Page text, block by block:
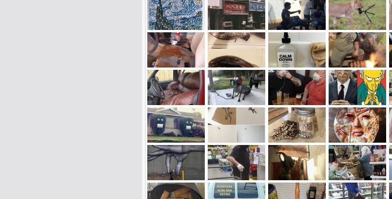
Name:
E-Mail-Adresse (optional):
Kommentar: